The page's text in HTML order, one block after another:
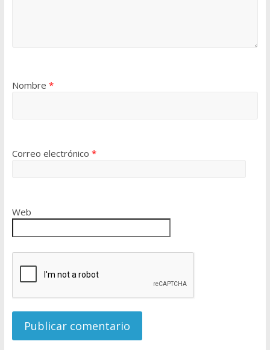
Nombre *
Correo electrónico *
Web